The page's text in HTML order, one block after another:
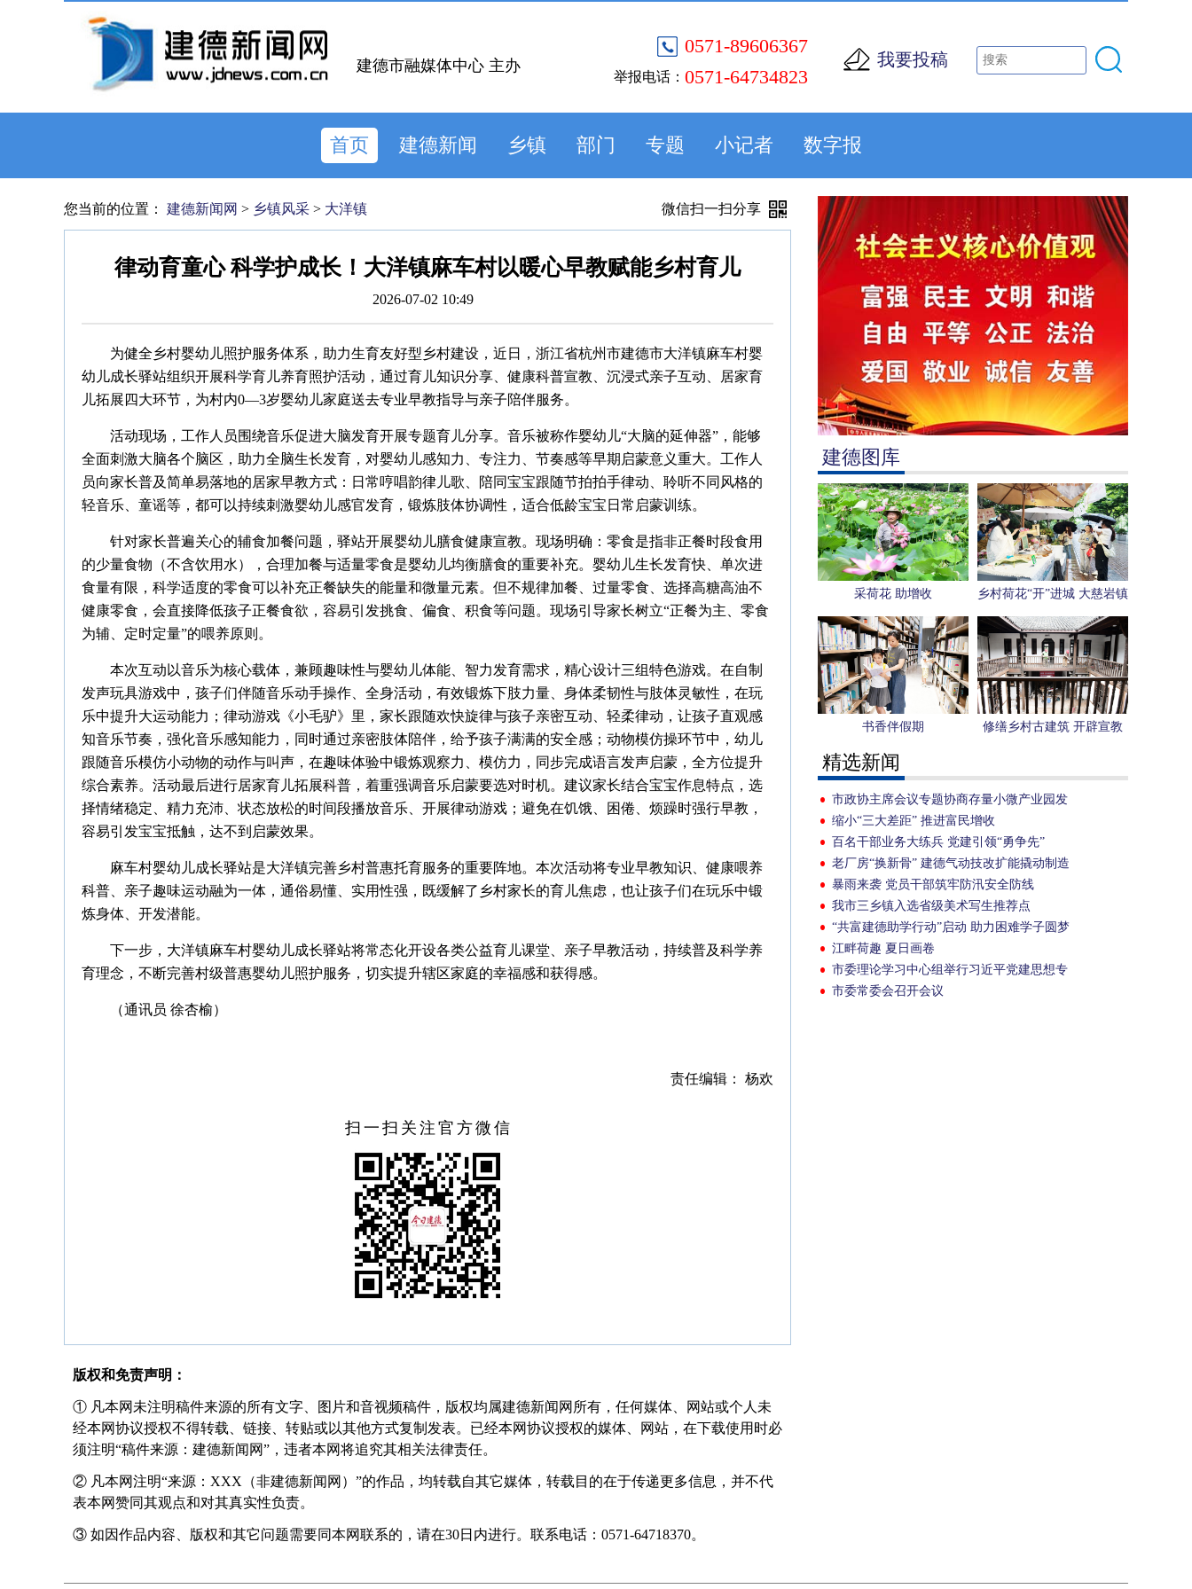
0571-89606367
举报电话： 0571-64734823
我要投稿
建德市融媒体中心 主办
首页 建德新闻 乡镇 部门 专题 小记者 数字报
建德图库
采荷花 助增收
乡村荷花“开”进城 大慈岩镇
探索“双向奔赴”共富新路径
书香伴假期
修缮乡村古建筑 开辟宣教
精选新闻
市政协主席会议专题协商存量小微产业园发
展
缩小“三大差距” 推进富民增收
百名干部业务大练兵 党建引领“勇争先”
老厂房“换新骨” 建德气动技改扩能撬动制造
跃升
暴雨来袭 党员干部筑牢防汛安全防线
我市三乡镇入选省级美术写生推荐点
“共富建德助学行动”启动 助力困难学子圆梦
江畔荷趣 夏日画卷
市委理论学习中心组举行习近平党建思想专
题学习会
市委常委会召开会议
您当前的位置： 建德新闻网 > 乡镇风采 > 大洋镇 微信扫一扫分享
律动育童心 科学护成长！大洋镇麻车村以暖心早教赋能乡村育儿
2026-07-02 10:49
为健全乡村婴幼儿照护服务体系，助力生育友好型乡村建设，近日，浙江省杭州市建德市大洋镇麻车村婴
幼儿成长驿站组织开展科学育儿养育照护活动，通过育儿知识分享、健康科普宣教、沉浸式亲子互动、居家育
儿拓展四大环节，为村内0—3岁婴幼儿家庭送去专业早教指导与亲子陪伴服务。
活动现场，工作人员围绕音乐促进大脑发育开展专题育儿分享。音乐被称作婴幼儿“大脑的延伸器”，能够
全面刺激大脑各个脑区，助力全脑生长发育，对婴幼儿感知力、专注力、 节奏感等早期启蒙意义重大。工作人
员向家长普及简单易落地的居家早教方式：日常哼唱韵律儿歌、陪同宝宝跟随节拍拍手律动、聆听不同风格的
轻音乐、童谣等，都可以持续刺激婴幼儿感官发育，锻炼肢体协调性，适合低龄宝宝日常启蒙训练。
针对家长普遍关心的辅食加餐问题，驿站开展婴幼儿膳食健康宣教。现场明确：零食是指非正餐时段食用
的少量食物（不含饮用水），合理加餐与适量零食是婴幼儿均衡膳食的重要补充。婴幼儿生长发育快、单次进
食量有限，科学适度的零食可以补充正餐缺失的能量和微量元素。但不规律加餐、过量零食、选择高糖高油不
健康零食，会直接降低孩子正餐食欲，容易引发挑食、偏食、积食等问题。现场引导家长树立“正餐为主、零食
为辅、定时定量”的喂养原则。
本次互动以音乐为核心载体，兼顾趣味性与婴幼儿体能、智力发育需求，精心设计三组特色游戏。在自制
发声玩具游戏中，孩子们伴随音乐动手操作、全身活动，有效锻炼下肢力量、身体柔韧性与肢体灵敏性，在玩
乐中提升大运动能力；律动游戏《小毛驴》里，家长跟随欢快旋律与孩子亲密互动、轻柔律动，让孩子直观感
知音乐节奏，强化音乐感知能力，同时通过亲密肢体陪伴，给予孩子满满的安全感；动物模仿操环节中，幼儿
跟随音乐模仿小动物的动作与叫声，在趣味体验中锻炼观察力、模仿力，同步完成语言发声启蒙，全方位提升
综合素养。活动最后进行居家育儿拓展科普，着重强调音乐启蒙要选对时机。建议家长结合宝宝作息特点 ，选
择情绪稳定、精力充沛、状态放松的时间段播放音乐、开展律动游戏；避免在饥饿、困倦、烦躁时强行早教，
容易引发宝宝抵触，达不到启蒙效果。
麻车村婴幼儿成长驿站是大洋镇完善乡村普惠托育服务的重要阵地。本次活动将专业早教知识、健康喂养
科普、亲子趣味运动融为一体，通俗易懂、实用性强，既缓解了乡村家长的育儿焦虑，也让孩子们在玩乐中锻
炼身体、开发潜能。
下一步，大洋镇麻车村婴幼儿成长驿站将常态化开设各类公益育儿课堂、亲子早教活动，持续普及科学养
育理念，不断完善村级普惠婴幼儿照护服务，切实提升辖区家庭的幸福感和获得感。
（通讯员 徐杏榆）
责任编辑： 杨欢
扫一扫关注官方微信
版权和免责声明：
① 凡本网未注明稿件来源的所有文字、图片和音视频稿件，版权均属建德新闻网所有，任何媒体、网站或个人未
经本网协议授权不得转载、链接、转贴或以其他方式复制发表。已经本网协议授权的媒体、网站，在下载使用时必
须注明“稿件来源：建德新闻网”，违者本网将追究其相关法律责任。
② 凡本网注明“来源：XXX（非建德新闻网）”的作品，均转载自其它媒体，转载目的在于传递更多信息，并不代
表本网赞同其观点和对其真实性负责。
③ 如因作品内容、版权和其它问题需要同本网联系的，请在30日内进行。联系电话：0571-64718370。